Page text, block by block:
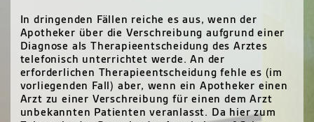
In dringenden Fällen reiche es aus, wenn der
Apotheker über die Verschreibung aufgrund einer
Diagnose als Therapieentscheidung des Arztes
telefonisch unterrichtet werde. An der
erforderlichen Therapieentscheidung fehle es (im
vorliegenden Fall) aber, wenn ein Apotheker einen
Arzt zu einer Verschreibung für einen dem Arzt
unbekannten Patienten veranlasst. Da hier zum